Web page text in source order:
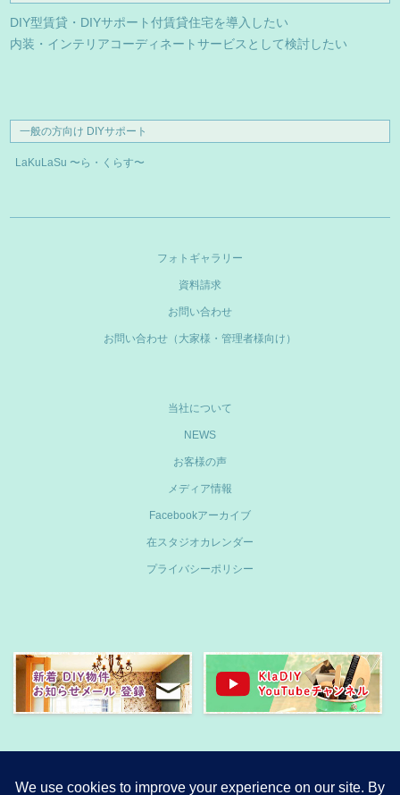
DIY型賃貸・DIYサポート付賃貸住宅を導入したい
内装・インテリアコーディネートサービスとして検討したい
一般の方向け DIYサポート
LaKuLaSu 〜ら・くらす〜
フォトギャラリー
資料請求
お問い合わせ
お問い合わせ（大家様・管理者様向け）
当社について
NEWS
お客様の声
メディア情報
Facebookアーカイブ
在スタジオカレンダー
プライバシーポリシー